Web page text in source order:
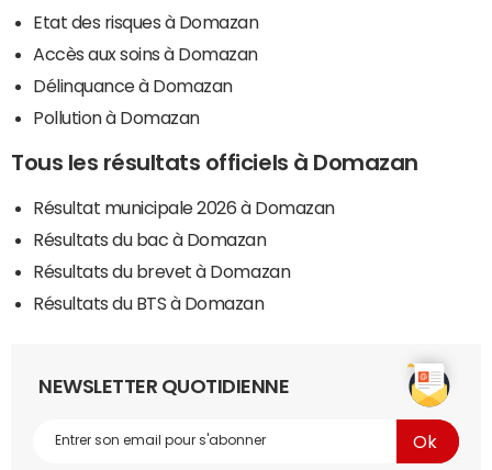
Etat des risques à Domazan
Accès aux soins à Domazan
Délinquance à Domazan
Pollution à Domazan
Tous les résultats officiels à Domazan
Résultat municipale 2026 à Domazan
Résultats du bac à Domazan
Résultats du brevet à Domazan
Résultats du BTS à Domazan
NEWSLETTER QUOTIDIENNE